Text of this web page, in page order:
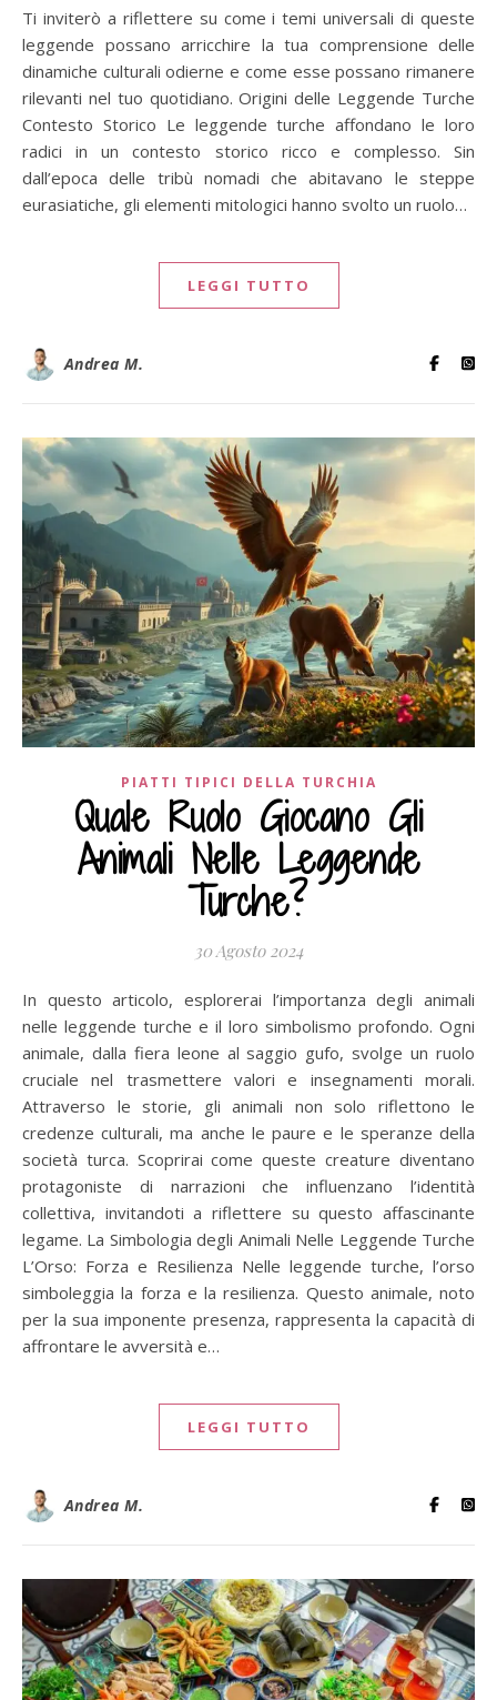
Ti inviterò a riflettere su come i temi universali di queste
leggende possano arricchire la tua comprensione delle
dinamiche culturali odierne e come esse possano rimanere
rilevanti nel tuo quotidiano. Origini delle Leggende Turche
Contesto Storico Le leggende turche affondano le loro
radici in un contesto storico ricco e complesso. Sin
dall’epoca delle tribù nomadi che abitavano le steppe
eurasiatiche, gli elementi mitologici hanno svolto un ruolo…
LEGGI TUTTO
Andrea M.
PIATTI TIPICI DELLA TURCHIA
Quale Ruolo Giocano Gli
Animali Nelle Leggende
Turche?
30 Agosto 2024
In questo articolo, esplorerai l’importanza degli animali
nelle leggende turche e il loro simbolismo profondo. Ogni
animale, dalla fiera leone al saggio gufo, svolge un ruolo
cruciale nel trasmettere valori e insegnamenti morali.
Attraverso le storie, gli animali non solo riflettono le
credenze culturali, ma anche le paure e le speranze della
società turca. Scoprirai come queste creature diventano
protagoniste di narrazioni che influenzano l’identità
collettiva, invitandoti a riflettere su questo affascinante
legame. La Simbologia degli Animali Nelle Leggende Turche
L’Orso: Forza e Resilienza Nelle leggende turche, l’orso
simboleggia la forza e la resilienza. Questo animale, noto
per la sua imponente presenza, rappresenta la capacità di
affrontare le avversità e…
LEGGI TUTTO
Andrea M.